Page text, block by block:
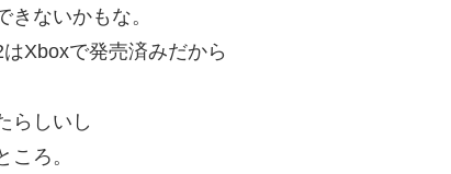
ないかもな。
Xboxで発売済みだから
らしいし
ろ。